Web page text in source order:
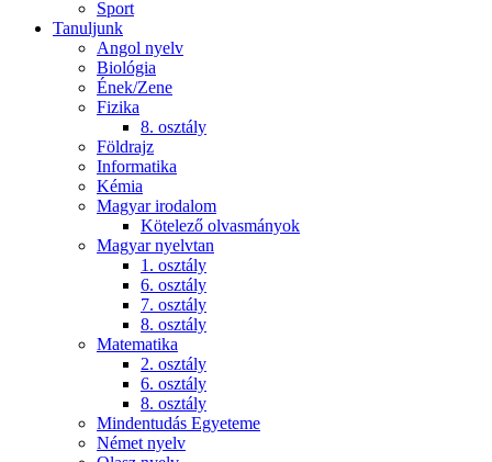
Sport
Tanuljunk
Angol nyelv
Biológia
Ének/Zene
Fizika
8. osztály
Földrajz
Informatika
Kémia
Magyar irodalom
Kötelező olvasmányok
Magyar nyelvtan
1. osztály
6. osztály
7. osztály
8. osztály
Matematika
2. osztály
6. osztály
8. osztály
Mindentudás Egyeteme
Német nyelv